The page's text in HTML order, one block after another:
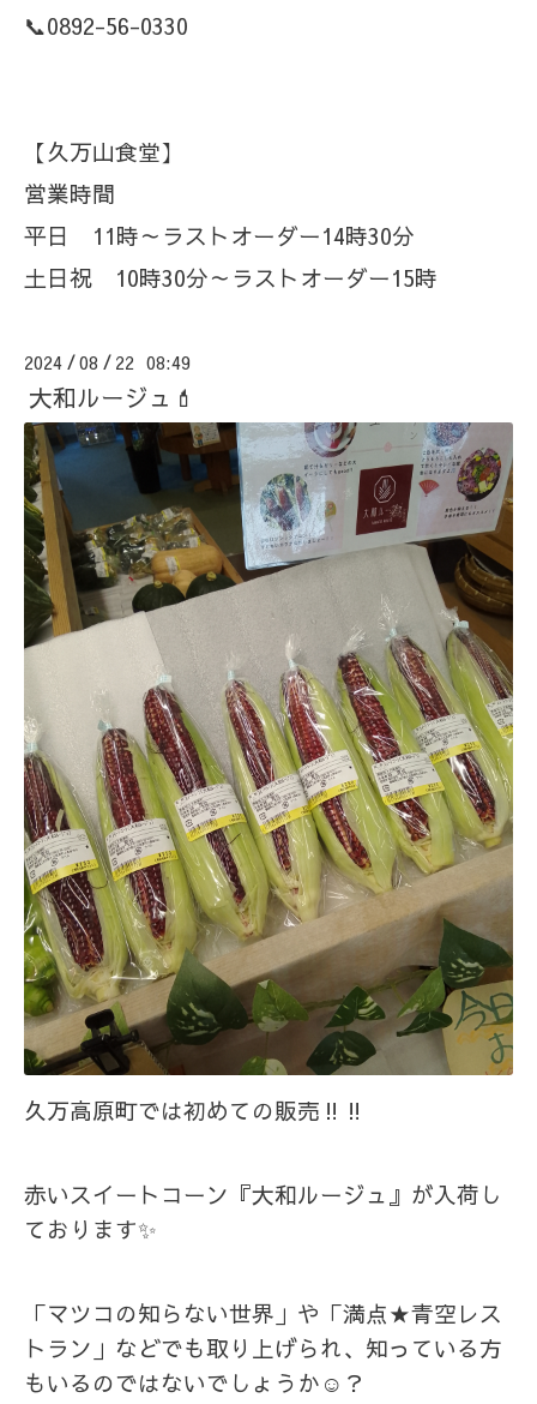
📞0892-56-0330
【久万山食堂】
営業時間
平日 11時～ラストオーダー14時30分
土日祝 10時30分～ラストオーダー15時
2024 /08 / 22 08:49
大和ルージュ💄
久万高原町では初めての販売‼️‼️
赤いスイートコーン『大和ルージュ』が入荷し
ております✨
「マツコの知らない世界」や「満点★青空レス
トラン」などでも取り上げられ、知っている方
もいるのではないでしょうか☺️？